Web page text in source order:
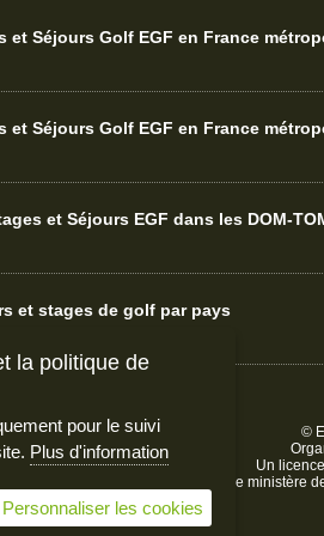
et Séjours Golf EGF en France
et Séjours Golf EGF en France
et Séjours EGF dans les DOM-
et stages de golf par pays
©
Un
Habilité par le ministère
la politique de
pour le suivi
Plus d'information
Personnaliser les cookies